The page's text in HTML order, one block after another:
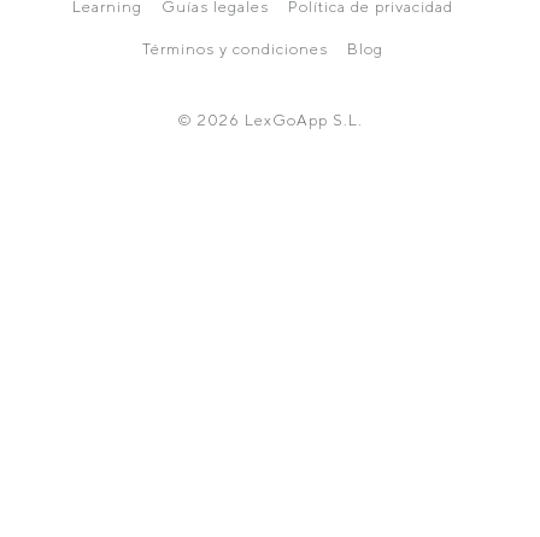
Learning Guías legales Política de privacidad
Términos y condiciones Blog
© 2026 LexGoApp S.L.